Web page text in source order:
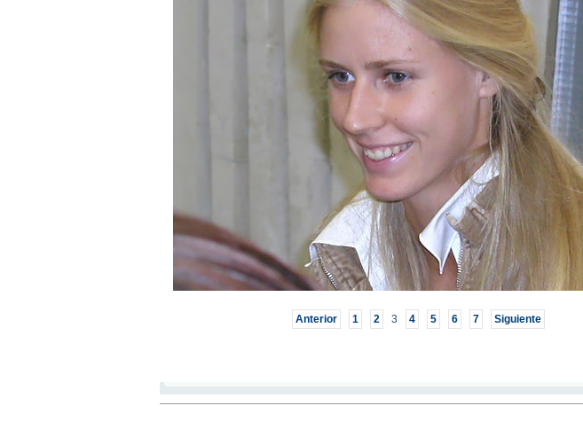
Anterior 1 2 3 4 5 6 7 Siguiente